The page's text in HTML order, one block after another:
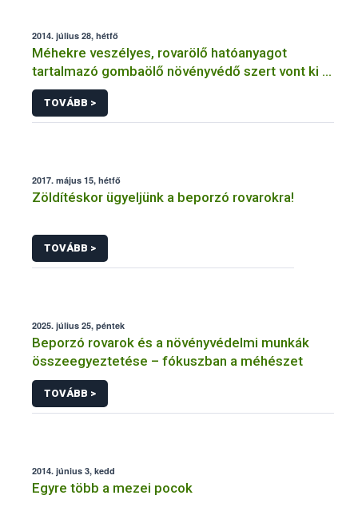
2014. július 28, hétfő
Méhekre veszélyes, rovarölő hatóanyagot
tartalmazó gombaölő növényvédő szert vont ki a
forgalomból a NÉBIH
TOVÁBB >
2017. május 15, hétfő
Zöldítéskor ügyeljünk a beporzó rovarokra!
TOVÁBB >
2025. július 25, péntek
Beporzó rovarok és a növényvédelmi munkák
összeegyeztetése – fókuszban a méhészet
TOVÁBB >
2014. június 3, kedd
Egyre több a mezei pocok